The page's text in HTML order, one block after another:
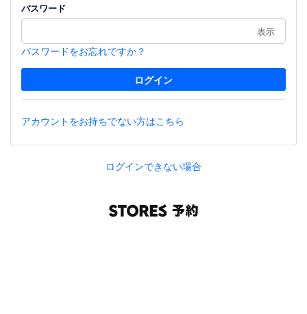
パスワード
表示
パスワードをお忘れですか？
アカウントをお持ちでない方はこちら
ログインできない場合